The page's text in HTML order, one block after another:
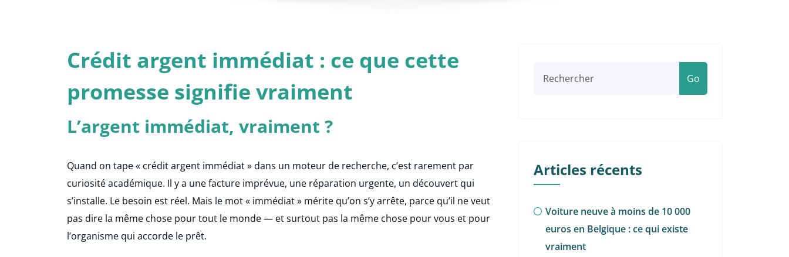
Crédit argent immédiat : ce que cette
promesse signifie vraiment
L’argent immédiat, vraiment ?
Quand on tape « crédit argent immédiat » dans un moteur de recherche, c’est rarement par
curiosité académique. Il y a une facture imprévue, une réparation urgente, un découvert qui
s’installe. Le besoin est réel. Mais le mot « immédiat » mérite qu’on s’y arrête, parce qu’il ne veut
pas dire la même chose pour tout le monde — et surtout pas la même chose pour vous et pour
l’organisme qui accorde le prêt.
Go
Articles récents
Voiture neuve à moins de 10 000
euros en Belgique : ce qui existe
vraiment